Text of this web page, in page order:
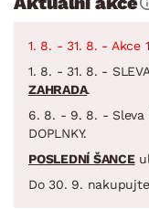
1. 8. - 31. 8. - Akce
1. 8. - 31. 8. -
ZAHRADA.
6. 8. - 9. 8. - Sleva
DOPLNKY.
POSLEDNÍ ŠANCE
Do 30. 9.